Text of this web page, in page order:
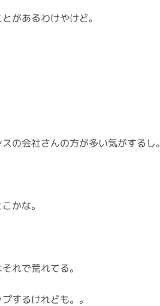
があるわけやけど。
の会社さんの方が多い気がするし。
かな。
れで荒れてる。
するけれども。。